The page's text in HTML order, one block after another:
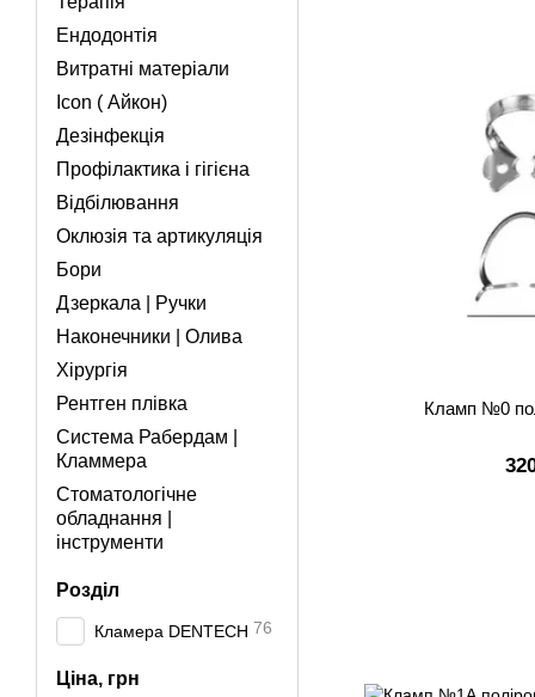
Кламп №0
Ендодонтія
Витратні матеріали
Icon ( Айкон)
Дезінфекція
Профілактика і гігієна
Відбілювання
Оклюзія та артикуляція
Бори
Дзеркала | Ручки
Наконечники | Олива
Хірургія
Рентген плівка
Система Рабердам |
Кламмера
Стоматологічне
обладнання |
інструменти
Розділ
Кламера DENTECH 76
Ціна, грн